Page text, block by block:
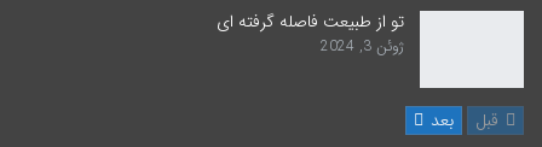
تو از طبیعت فاصله گرفته ای
ژوئن 3, 2024
قبل بعد